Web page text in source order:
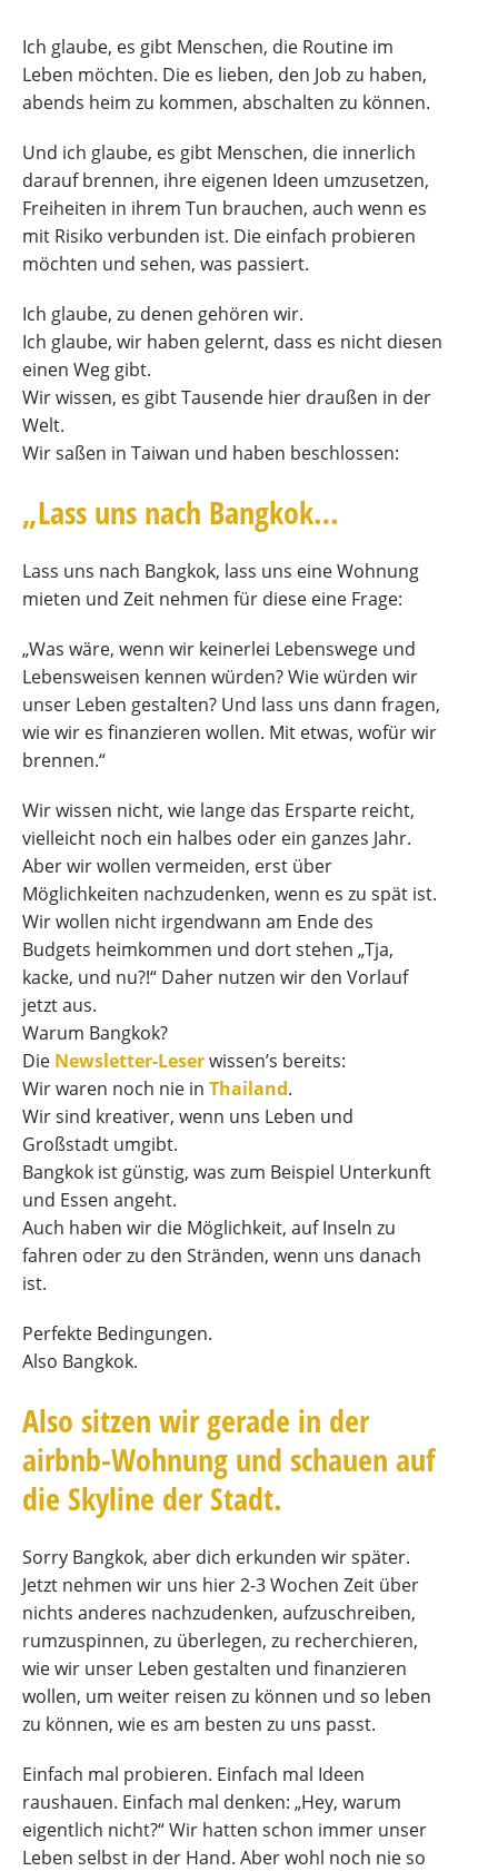
Ich glaube, es gibt Menschen, die Routine im
Leben möchten. Die es lieben, den Job zu haben,
abends heim zu kommen, abschalten zu können.
Und ich glaube, es gibt Menschen, die innerlich
darauf brennen, ihre eigenen Ideen umzusetzen,
Freiheiten in ihrem Tun brauchen, auch wenn es
mit Risiko verbunden ist. Die einfach probieren
möchten und sehen, was passiert.
Ich glaube, zu denen gehören wir.
Ich glaube, wir haben gelernt, dass es nicht diesen
einen Weg gibt.
Wir wissen, es gibt Tausende hier draußen in der
Welt.
Wir saßen in Taiwan und haben beschlossen:
„Lass uns nach Bangkok…
Lass uns nach Bangkok, lass uns eine Wohnung
mieten und Zeit nehmen für diese eine Frage:
„Was wäre, wenn wir keinerlei Lebenswege und
Lebensweisen kennen würden? Wie würden wir
unser Leben gestalten? Und lass uns dann fragen,
wie wir es finanzieren wollen. Mit etwas, wofür wir
brennen.“
Wir wissen nicht, wie lange das Ersparte reicht,
vielleicht noch ein halbes oder ein ganzes Jahr.
Aber wir wollen vermeiden, erst über
Möglichkeiten nachzudenken, wenn es zu spät ist.
Wir wollen nicht irgendwann am Ende des
Budgets heimkommen und dort stehen „Tja,
kacke, und nu?!“ Daher nutzen wir den Vorlauf
jetzt aus.
Warum Bangkok?
Die Newsletter-Leserwissen’s bereits:
Wir waren noch nie in Thailand.
Wir sind kreativer, wenn uns Leben und
Großstadt umgibt.
Bangkok ist günstig, was zum Beispiel Unterkunft
und Essen angeht.
Auch haben wir die Möglichkeit, auf Inseln zu
fahren oder zu den Stränden, wenn uns danach
ist.
Perfekte Bedingungen.
Also Bangkok.
Also sitzen wir gerade in der
airbnb-Wohnung und schauen auf
die Skyline der Stadt.
Sorry Bangkok, aber dich erkunden wir später.
Jetzt nehmen wir uns hier 2-3 Wochen Zeit über
nichts anderes nachzudenken, aufzuschreiben,
rumzuspinnen, zu überlegen, zu recherchieren,
wie wir unser Leben gestalten und finanzieren
wollen, um weiter reisen zu können und so leben
zu können, wie es am besten zu uns passt.
Einfach mal probieren. Einfach mal Ideen
raushauen. Einfach mal denken: „Hey, warum
eigentlich nicht?“ Wir hatten schon immer unser
Leben selbst in der Hand. Aber wohl noch nie so